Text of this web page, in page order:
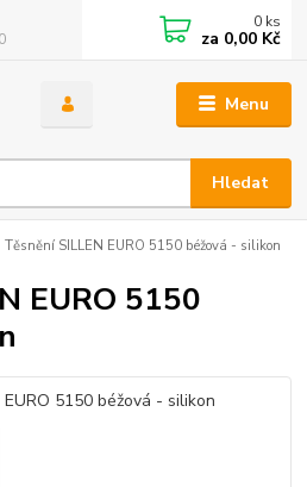
Menu
Hledat
0 ks
za 0,00 Kč
Těsnění SILLEN EURO 5150 béžová - silikon
EURO 5150